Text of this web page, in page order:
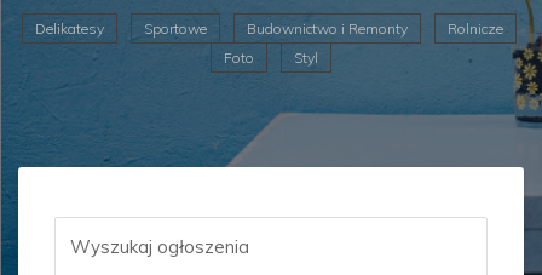
Delikatesy Sportowe Budownictwo i Remonty
Rolnicze
Foto
Styl